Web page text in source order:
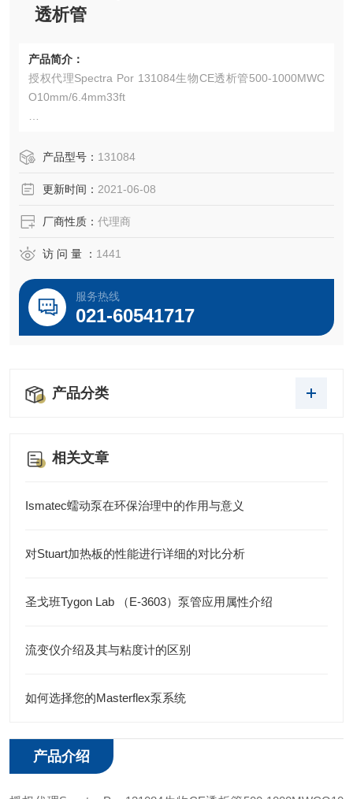
透析管
产品简介：
授权代理Spectra Por 131084生物CE透析管500-1000MWC
O10mm/6.4mm33ft
纤维素酯（CE）为临界分离提供了更广泛、更精确的MWC
产品型号： 131084
更新时间： 2021-06-08
厂商性质： 代理商
访 问 量 ： 1441
服务热线
021-60541717
产品分类
相关文章
Ismatec蠕动泵在环保治理中的作用与意义
对Stuart加热板的性能进行详细的对比分析
圣戈班Tygon Lab （E-3603）泵管应用属性介绍
流变仪介绍及其与粘度计的区别
如何选择您的Masterflex泵系统
产品介绍